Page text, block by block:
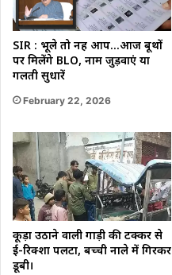
SIR : भूले तो नहीं आप…आज बूथों
पर मिलेंगे BLO, नाम जुड़वाएं या
गलती सुधारें
February 22, 2026
कूड़ा उठाने वाली गाड़ी की टक्कर से
ई-रिक्शा पलटा, बच्ची नाले में गिरकर
डूबी।